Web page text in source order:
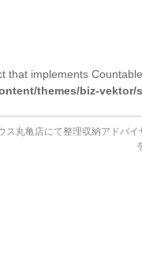
that implements
themes/biz-vektor/
ス丸亀店にて整理収納アドバ